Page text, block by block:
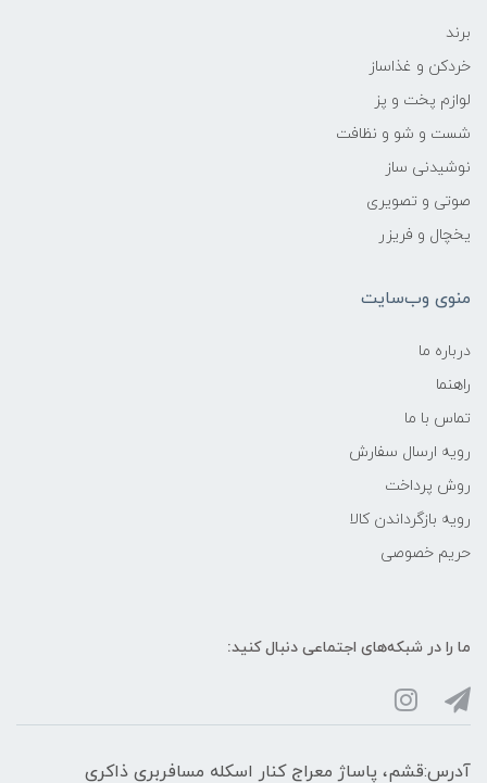
برند
خردکن و غذاساز
لوازم پخت و پز
شست و شو و نظافت
نوشیدنی ساز
صوتی و تصویری
یخچال و فریزر
منوی وب‌سایت
درباره ما
راهنما
تماس با ما
رویه ارسال سفارش
روش پرداخت
رویه‌ بازگرداندن کالا
حریم خصوصی
ما را در شبکه‌های اجتماعی دنبال کنید:
آدرس:قشم، پاساژ معراج کنار اسکله مسافربری ذاکری